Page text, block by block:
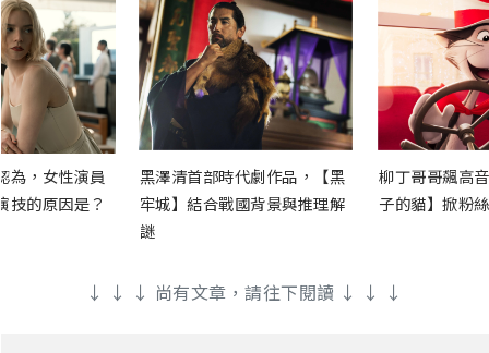
為，女性演員
技的原因是？
黑澤清首部時代劇作品，【黑
牢城】結合戰國背景與推理解
謎
柳丁哥哥飆高
子的貓】掀粉
↓ ↓ ↓ 尚有文章，請往下閱讀 ↓ ↓ ↓